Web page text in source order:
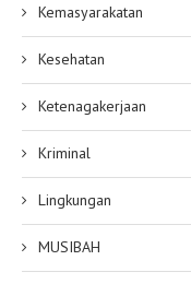
Kemasyarakatan
Kesehatan
Ketenagakerjaan
Kriminal
Lingkungan
MUSIBAH